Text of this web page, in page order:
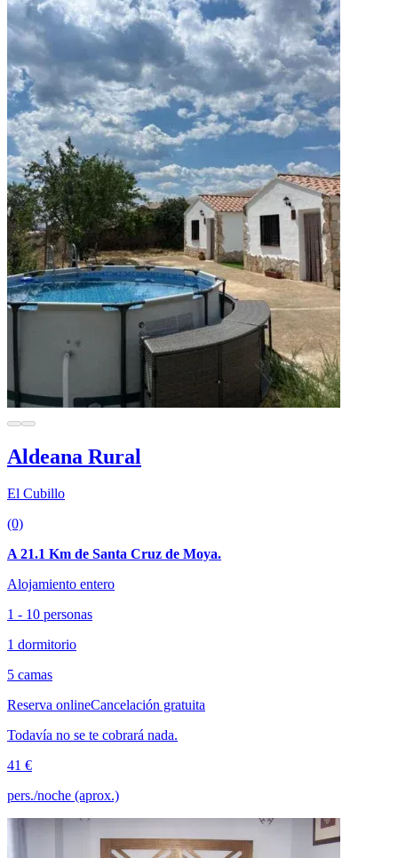
Aldeana Rural
El Cubillo
(0)
A 21.1 Km de Santa Cruz de Moya.
Alojamiento entero
1 - 10 personas
1 dormitorio
5 camas
Reserva onlineCancelación gratuita
Todavía no se te cobrará nada.
41 €
pers./noche (aprox.)